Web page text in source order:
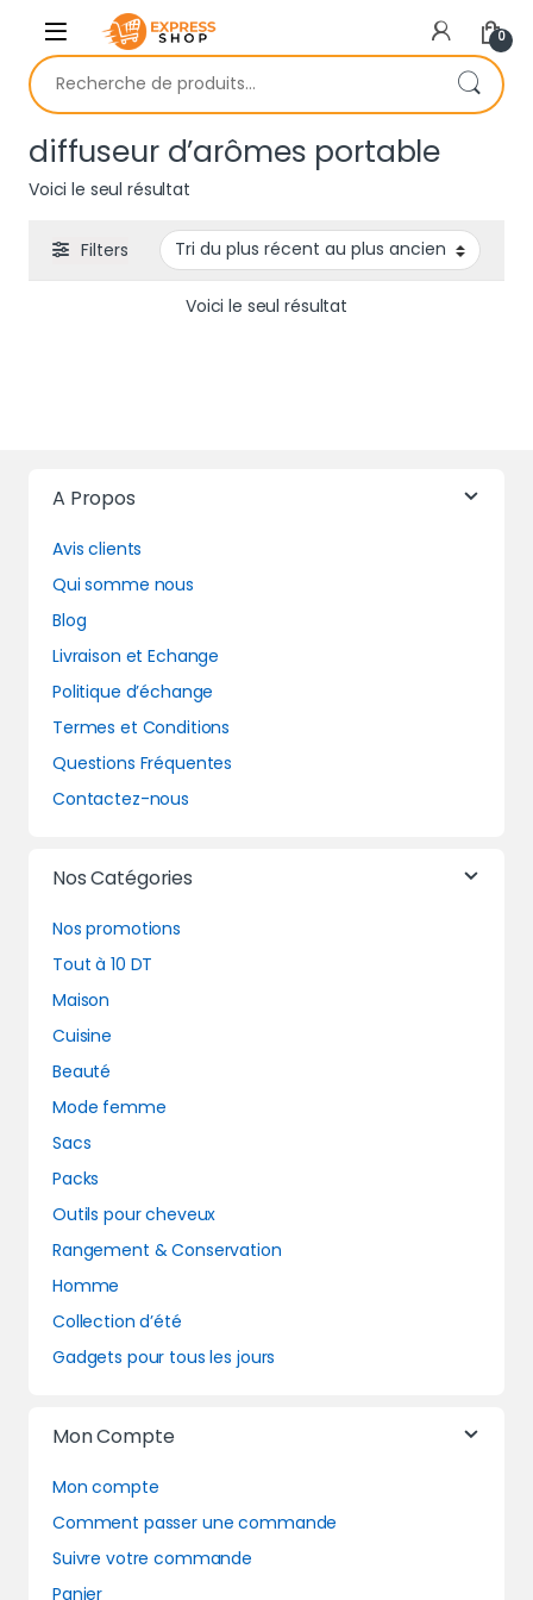
Skip to navigation
Skip to content
0
Recherche pour :
diffuseur d’arômes portable
Voici le seul résultat
Filters
Voici le seul résultat
A Propos
Avis clients
Qui somme nous
Blog
Livraison et Echange
Politique d’échange
Termes et Conditions
Questions Fréquentes
Contactez-nous
Nos Catégories
Nos promotions
Tout à 10 DT
Maison
Cuisine
Beauté
Mode femme
Sacs
Packs
Outils pour cheveux
Rangement & Conservation
Homme
Collection d’été
Gadgets pour tous les jours
Mon Compte
Mon compte
Comment passer une commande
Suivre votre commande
Panier